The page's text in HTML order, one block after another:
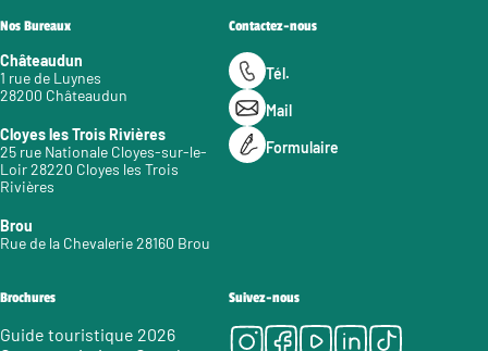
Nos Bureaux
Châteaudun
1 rue de Luynes
28200 Châteaudun
Cloyes les Trois Rivières
25 rue Nationale Cloyes-sur-le-
Loir 28220 Cloyes les Trois
Rivières
Brou
Rue de la Chevalerie 28160 Brou
Contactez-nous
Tél.
Mail
Formulaire
Brochures
Guide touristique 2026
Suivez-nous
Instagram
Facebook
Youtube
LinkedIn
Tiktok